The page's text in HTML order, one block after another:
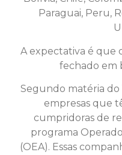
Paraguai, Peru,
A expectativa é que
fechado em
Segundo matéria do
empresas que
cumpridoras de
programa
(OEA). Essas